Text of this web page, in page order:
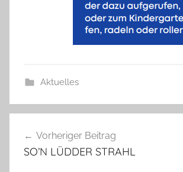
Aktuelles
Vorheriger Beitrag
SO’N LÜDDER STRAHL